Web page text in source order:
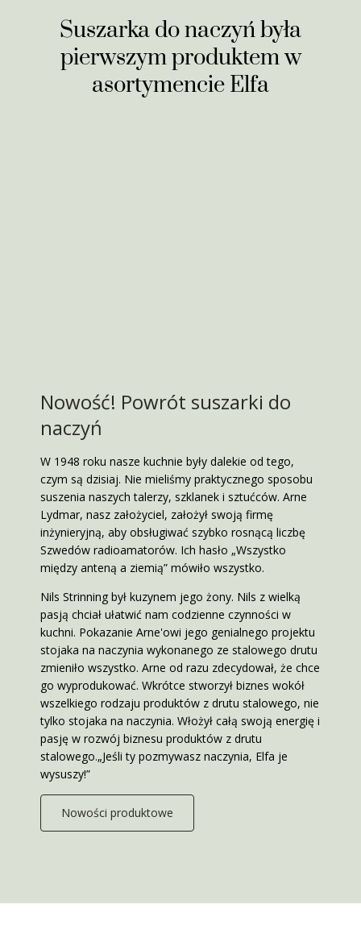
Suszarka do naczyń była
pierwszym produktem w
asortymencie Elfa
Nowość! Powrót suszarki do
naczyń
W 1948 roku nasze kuchnie były dalekie od tego,
czym są dzisiaj. Nie mieliśmy praktycznego sposobu
suszenia naszych talerzy, szklanek i sztućców. Arne
Lydmar, nasz założyciel, założył swoją firmę
inżynieryjną, aby obsługiwać szybko rosnącą liczbę
Szwedów radioamatorów. Ich hasło „Wszystko
między anteną a ziemią” mówiło wszystko.
Nils Strinning był kuzynem jego żony. Nils z wielką
pasją chciał ułatwić nam codzienne czynności w
kuchni. Pokazanie Arne'owi jego genialnego projektu
stojaka na naczynia wykonanego ze stalowego drutu
zmieniło wszystko. Arne od razu zdecydował, że chce
go wyprodukować. Wkrótce stworzył biznes wokół
wszelkiego rodzaju produktów z drutu stalowego, nie
tylko stojaka na naczynia. Włożył całą swoją energię i
pasję w rozwój biznesu produktów z drutu
stalowego.„Jeśli ty pozmywasz naczynia, Elfa je
wysuszy!”
Nowości produktowe